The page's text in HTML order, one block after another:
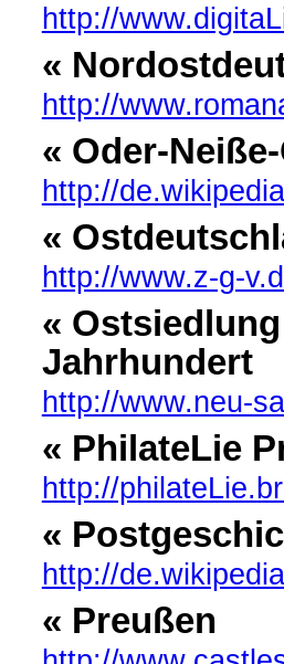
http://
«
http://
« Oder-
http://
«
http://www.z-g-
«
Jahrhundert
http://www.neu-
« PhilateLie
http://
«
http://
« Preußen